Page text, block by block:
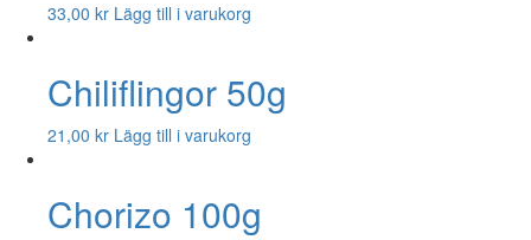
33,00 kr Lägg till i varukorg
Chiliflingor 50g
21,00 kr Lägg till i varukorg
Chorizo 100g